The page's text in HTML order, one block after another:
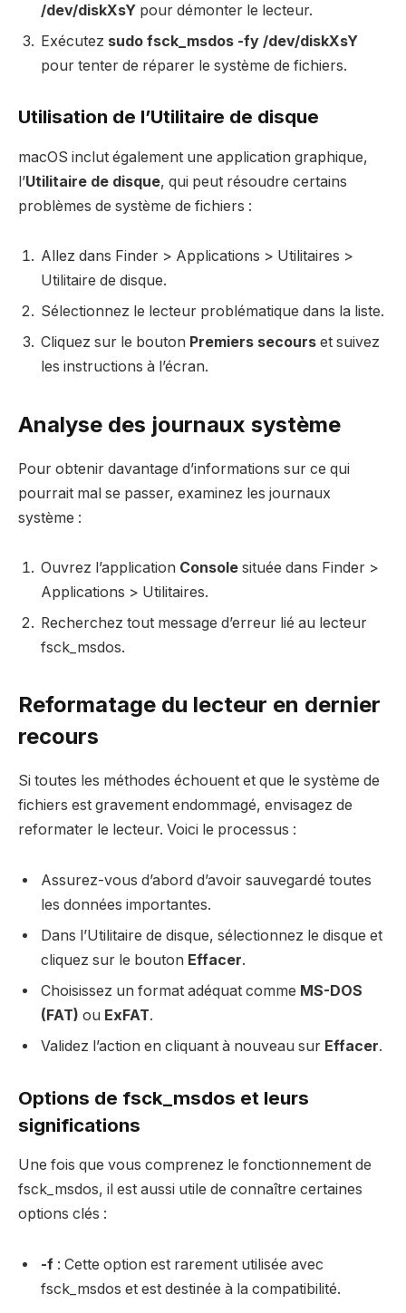
/dev/diskXsY pour démonter le lecteur.
Exécutez sudo fsck_msdos -fy /dev/diskXsY
pour tenter de réparer le système de fichiers.
Utilisation de l’Utilitaire de disque
macOS inclut également une application graphique,
l’Utilitaire de disque, qui peut résoudre certains
problèmes de système de fichiers :
Allez dans Finder > Applications > Utilitaires >
Utilitaire de disque.
Sélectionnez le lecteur problématique dans la liste.
Cliquez sur le bouton Premiers secours et suivez
les instructions à l’écran.
Analyse des journaux système
Pour obtenir davantage d’informations sur ce qui
pourrait mal se passer, examinez les journaux
système :
Ouvrez l’application Console située dans Finder >
Applications > Utilitaires.
Recherchez tout message d’erreur lié au lecteur
fsck_msdos.
Reformatage du lecteur en dernier
recours
Si toutes les méthodes échouent et que le système de
fichiers est gravement endommagé, envisagez de
reformater le lecteur. Voici le processus :
Assurez-vous d’abord d’avoir sauvegardé toutes
les données importantes.
Dans l’Utilitaire de disque, sélectionnez le disque et
cliquez sur le bouton Effacer.
Choisissez un format adéquat comme MS-DOS
(FAT) ou ExFAT.
Validez l’action en cliquant à nouveau sur Effacer.
Options de fsck_msdos et leurs
significations
Une fois que vous comprenez le fonctionnement de
fsck_msdos, il est aussi utile de connaître certaines
options clés :
-f : Cette option est rarement utilisée avec
fsck_msdos et est destinée à la compatibilité.